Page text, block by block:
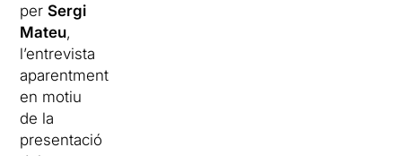
perSergi
Mateu,
l’entrevista
aparentment
en motiu
de la
presentació